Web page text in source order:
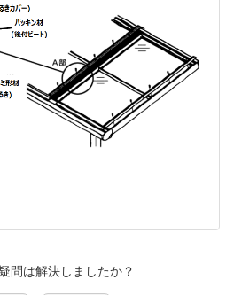
問は解決しましたか？